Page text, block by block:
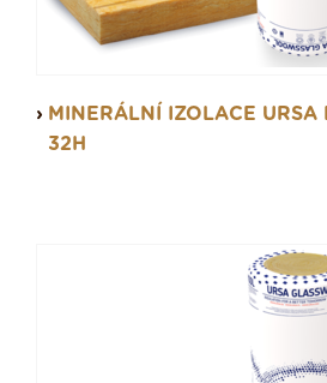
MINERÁLNÍ IZOLACE URSA
32H